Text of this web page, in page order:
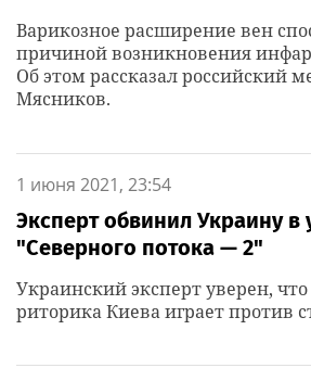
Варикозное расширение вен
причиной возникновения
Об этом рассказал российский
Мясников.
1 июня 2021, 23:54
Эксперт обвинил Украину в
"Северного потока — 2"
Украинский эксперт уверен,
риторика Киева играет против